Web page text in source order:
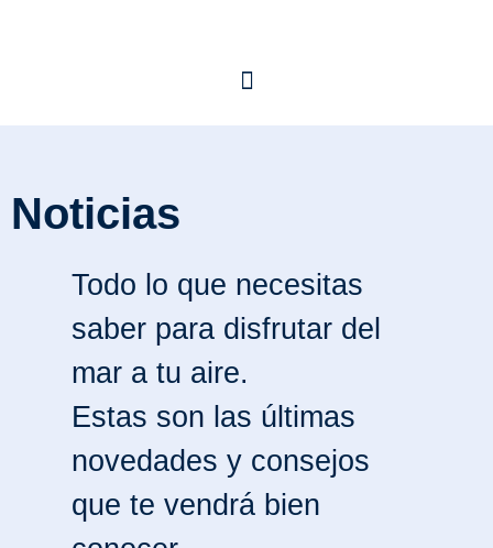
Noticias
Todo lo que necesitas
saber para disfrutar del
mar a tu aire.
Estas son las últimas
novedades y consejos
que te vendrá bien